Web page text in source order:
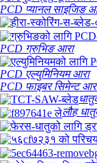
PCD प्यानल साइजिङ
PCD ग्रुभिङ आरा
PCD एल्युमिनियम आरा
PCD फाइबर सिमेन्ट
लौह